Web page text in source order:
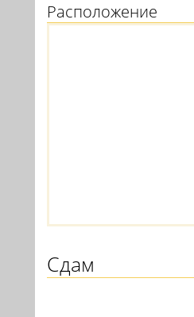
Расположение
Сдам